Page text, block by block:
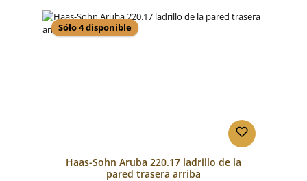
Sólo 4 disponible
Haas-Sohn Aruba 220.17 ladrillo de la
pared trasera arriba